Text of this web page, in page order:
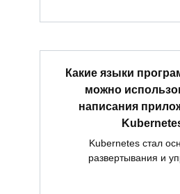
Какие языки
можно
написания
Kubernetes стал
развертывания и